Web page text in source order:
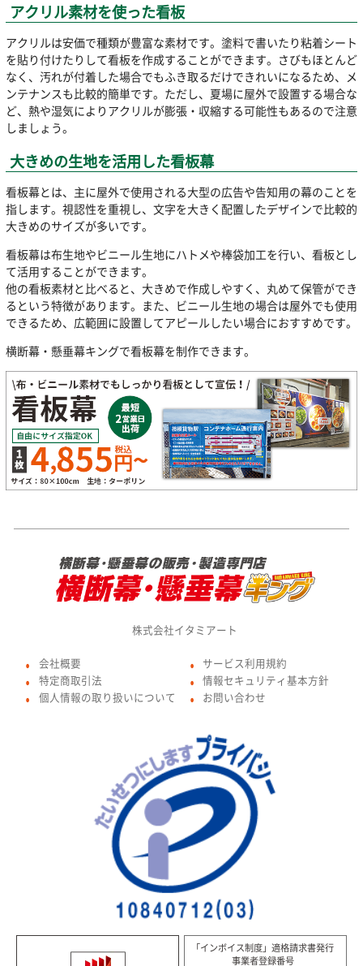
アクリル素材を使った看板
アクリルは安価で種類が豊富な素材です。塗料で書いたり粘着シート
を貼り付けたりして看板を作成することができます。さびもほとんど
なく、汚れが付着した場合でもふき取るだけできれいになるため、メ
ンテナンスも比較的簡単です。ただし、夏場に屋外で設置する場合な
ど、熱や湿気によりアクリルが膨張・収縮する可能性もあるので注意
しましょう。
大きめの生地を活用した看板幕
看板幕とは、主に屋外で使用される大型の広告や告知用の幕のことを
指します。視認性を重視し、文字を大きく配置したデザインで比較的
大きめのサイズが多いです。
看板幕は布生地やビニール生地にハトメや棒袋加工を行い、看板とし
て活用することができます。
他の看板素材と比べると、大きめで作成しやすく、丸めて保管ができ
るという特徴があります。また、ビニール生地の場合は屋外でも使用
できるため、広範囲に設置してアピールしたい場合におすすめです。
横断幕・懸垂幕キングで看板幕を制作できます。
株式会社イタミアート
● 会社概要
● 特定商取引法
● 個人情報の取り扱いについて
● サービス利用規約
● 情報セキュリティ基本方針
● お問い合わせ
「インボイス制度」適格請求書発行
事業者登録番号